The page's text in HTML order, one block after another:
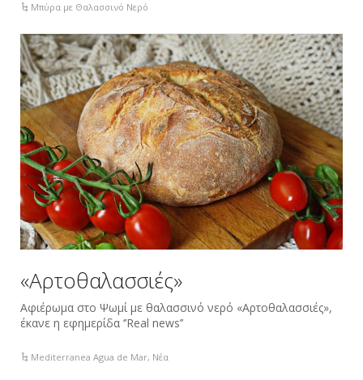
Μπύρα με Θαλασσινό Νερό
«Aρτοθαλασσιές»
Αφιέρωμα στο Ψωμί με θαλασσινό νερό «Aρτοθαλασσιές»,
έκανε η εφημερίδα ‘’Real news’’
Mediterranea Agua de Mar, Νέα